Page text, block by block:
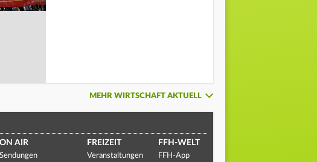
MEHR WIRTSCHAFT AKTUELL
ON AIR
Sendungen
FREIZEIT
Veranstaltungen
FFH-WELT
FFH-App